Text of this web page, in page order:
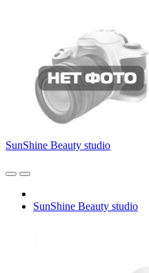
SunShine Beauty studio
SunShine Beauty studio